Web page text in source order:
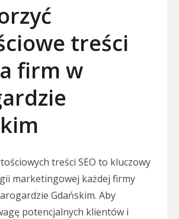
treści
firm w
treści SEO to kluczowy
marketingowej każdej firmy
Gdańskim. Aby
potencjalnych klientów i